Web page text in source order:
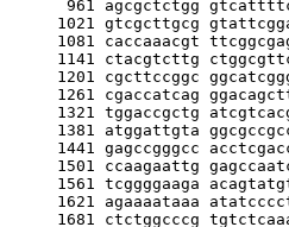
961 agcgctctgg
1021 gtcgcttgcg
1081 caccaaacgt
1141 ctacgtcttg
1201 cgcttccggc
1261 cgaccatcag
1321 tggaccgctg
1381 atggattgta
1441 gagccgggcc
1501 ccaagaattg
1561 tcggggaaga
1621 agaaaataaa
1681 ctctggcccg